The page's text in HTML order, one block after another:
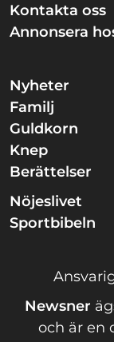
Kontakta oss
Annonsera
Nyheter
Familj
Guldkorn
Knep
Berättelser
Nöjeslivet
Sportbibeln
Newsner
och är en